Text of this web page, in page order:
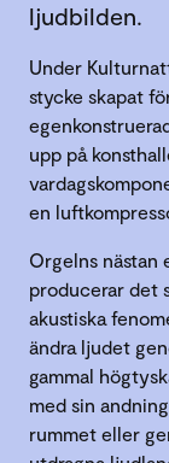
ljudbilden.
Under
stycke skapat
upp på
en
Orgelns nästan
producerar det
akustiska
ändra ljudet
gammal
med sin
rummet eller